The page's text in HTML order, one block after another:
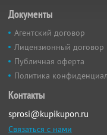
Документы
Агентский договор
Лицензионный договор
Публичная оферта
Политика
Контакты
sprosi@kupikupon.ru
Связаться с нами